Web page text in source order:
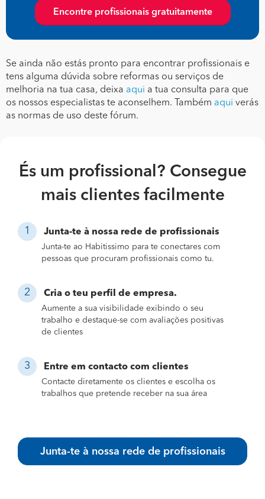
Encontre profissionais gratuitamente
Se ainda não estás pronto para encontrar profissionais e
tens alguma dúvida sobre reformas ou serviços de
melhoria na tua casa, deixa aqui a tua consulta para que
os nossos especialistas te aconselhem. Também aqui verás
as normas de uso deste fórum.
És um profissional? Consegue
mais clientes facilmente
Junta-te à nossa rede de profissionais
Junta-te ao Habitissimo para te conectares com
pessoas que procuram profissionais como tu.
Cria o teu perfil de empresa.
Aumente a sua visibilidade exibindo o seu
trabalho e destaque-se com avaliações positivas
de clientes
Entre em contacto com clientes
Contacte diretamente os clientes e escolha os
trabalhos que pretende receber na sua área
Junta-te à nossa rede de profissionais